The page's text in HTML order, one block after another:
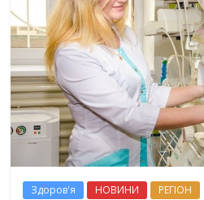
Здоров'я НОВИНИ РЕГІОН